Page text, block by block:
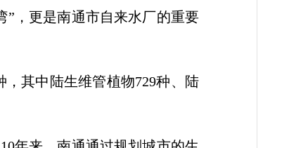
”，更是南通市自来水厂的重要
，其中陆生维管植物729种、陆